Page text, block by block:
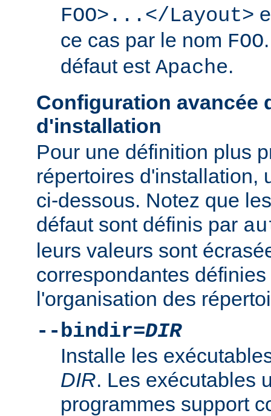
FOO>...</Layout>
ce cas par le nom FOO
défaut est Apache.
Configuration avancée
d'installation
Pour une définition plus
répertoires d'installation,
ci-dessous. Notez que
défaut sont définis par
leurs valeurs sont
correspondantes
l'organisation des
--bindir=DIR
Installe les
DIR. Les exécutables
programmes support